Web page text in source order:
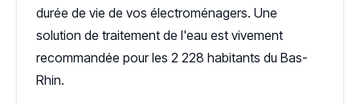
durée de vie de vos électroménagers. Une
solution de traitement de l'eau est vivement
recommandée pour les 2 228 habitants du Bas-
Rhin.